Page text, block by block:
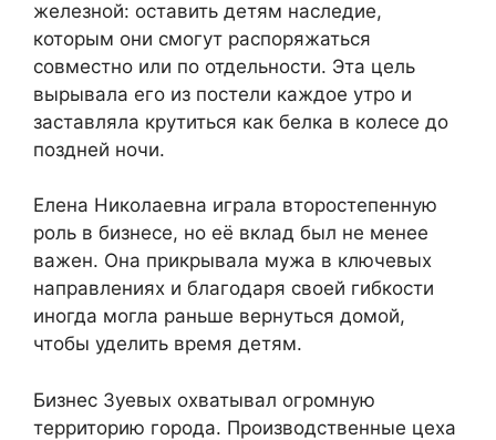
железной: оставить детям наследие,
которым они смогут распоряжаться
совместно или по отдельности. Эта цель
вырывала его из постели каждое утро и
заставляла крутиться как белка в колесе до
поздней ночи.
Елена Николаевна играла второстепенную
роль в бизнесе, но её вклад был не менее
важен. Она прикрывала мужа в ключевых
направлениях и благодаря своей гибкости
иногда могла раньше вернуться домой,
чтобы уделить время детям.
Бизнес Зуевых охватывал огромную
территорию города. Производственные цеха